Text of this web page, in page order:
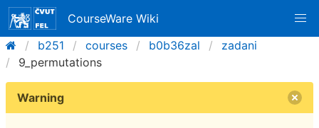
CourseWare Wiki
b251
courses b0b36zal
zadani
9_permutations
Warning